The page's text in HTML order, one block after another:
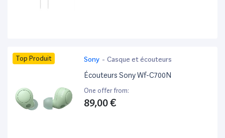
Top Produit Sony - Casque et écouteurs
Écouteurs Sony Wf-C700N
One offer from:
89,00 €